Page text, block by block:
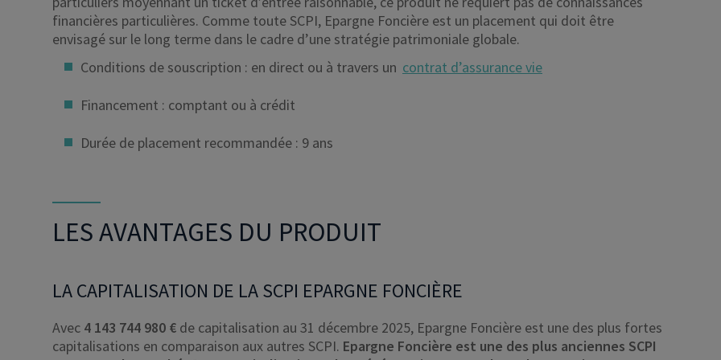
financières particulières. Comme toute SCPI, Epargne Foncière est un placement qui doit être
envisagé sur le long terme dans le cadre d’une stratégie patrimoniale globale.
Conditions de souscription : en direct ou à travers un contrat d’assurance vie
Financement : comptant ou à crédit
Durée de placement recommandée : 9 ans
LES AVANTAGES DU PRODUIT
LA CAPITALISATION DE LA SCPI EPARGNE FONCIÈRE
Avec 4 143 744 980 € de capitalisation au 31 décembre 2025, Epargne Foncière est une des plus fortes
capitalisations en comparaison aux autres SCPI. Epargne Foncière est une des plus anciennes SCPI